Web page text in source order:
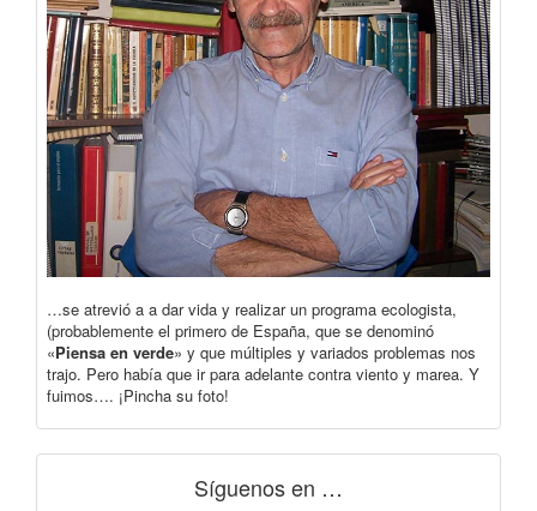
…se atrevió a a dar vida y realizar un programa ecologista,
(probablemente el primero de España, que se denominó
«Piensa en verde» y que múltiples y variados problemas nos
trajo. Pero había que ir para adelante contra viento y marea. Y
fuimos…. ¡Pincha su foto!
Síguenos en …